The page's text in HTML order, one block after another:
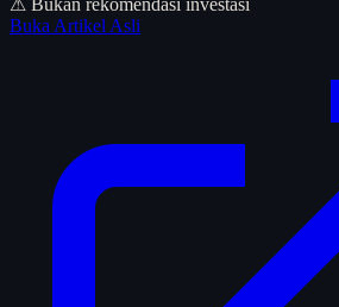
Buka Artikel Asli